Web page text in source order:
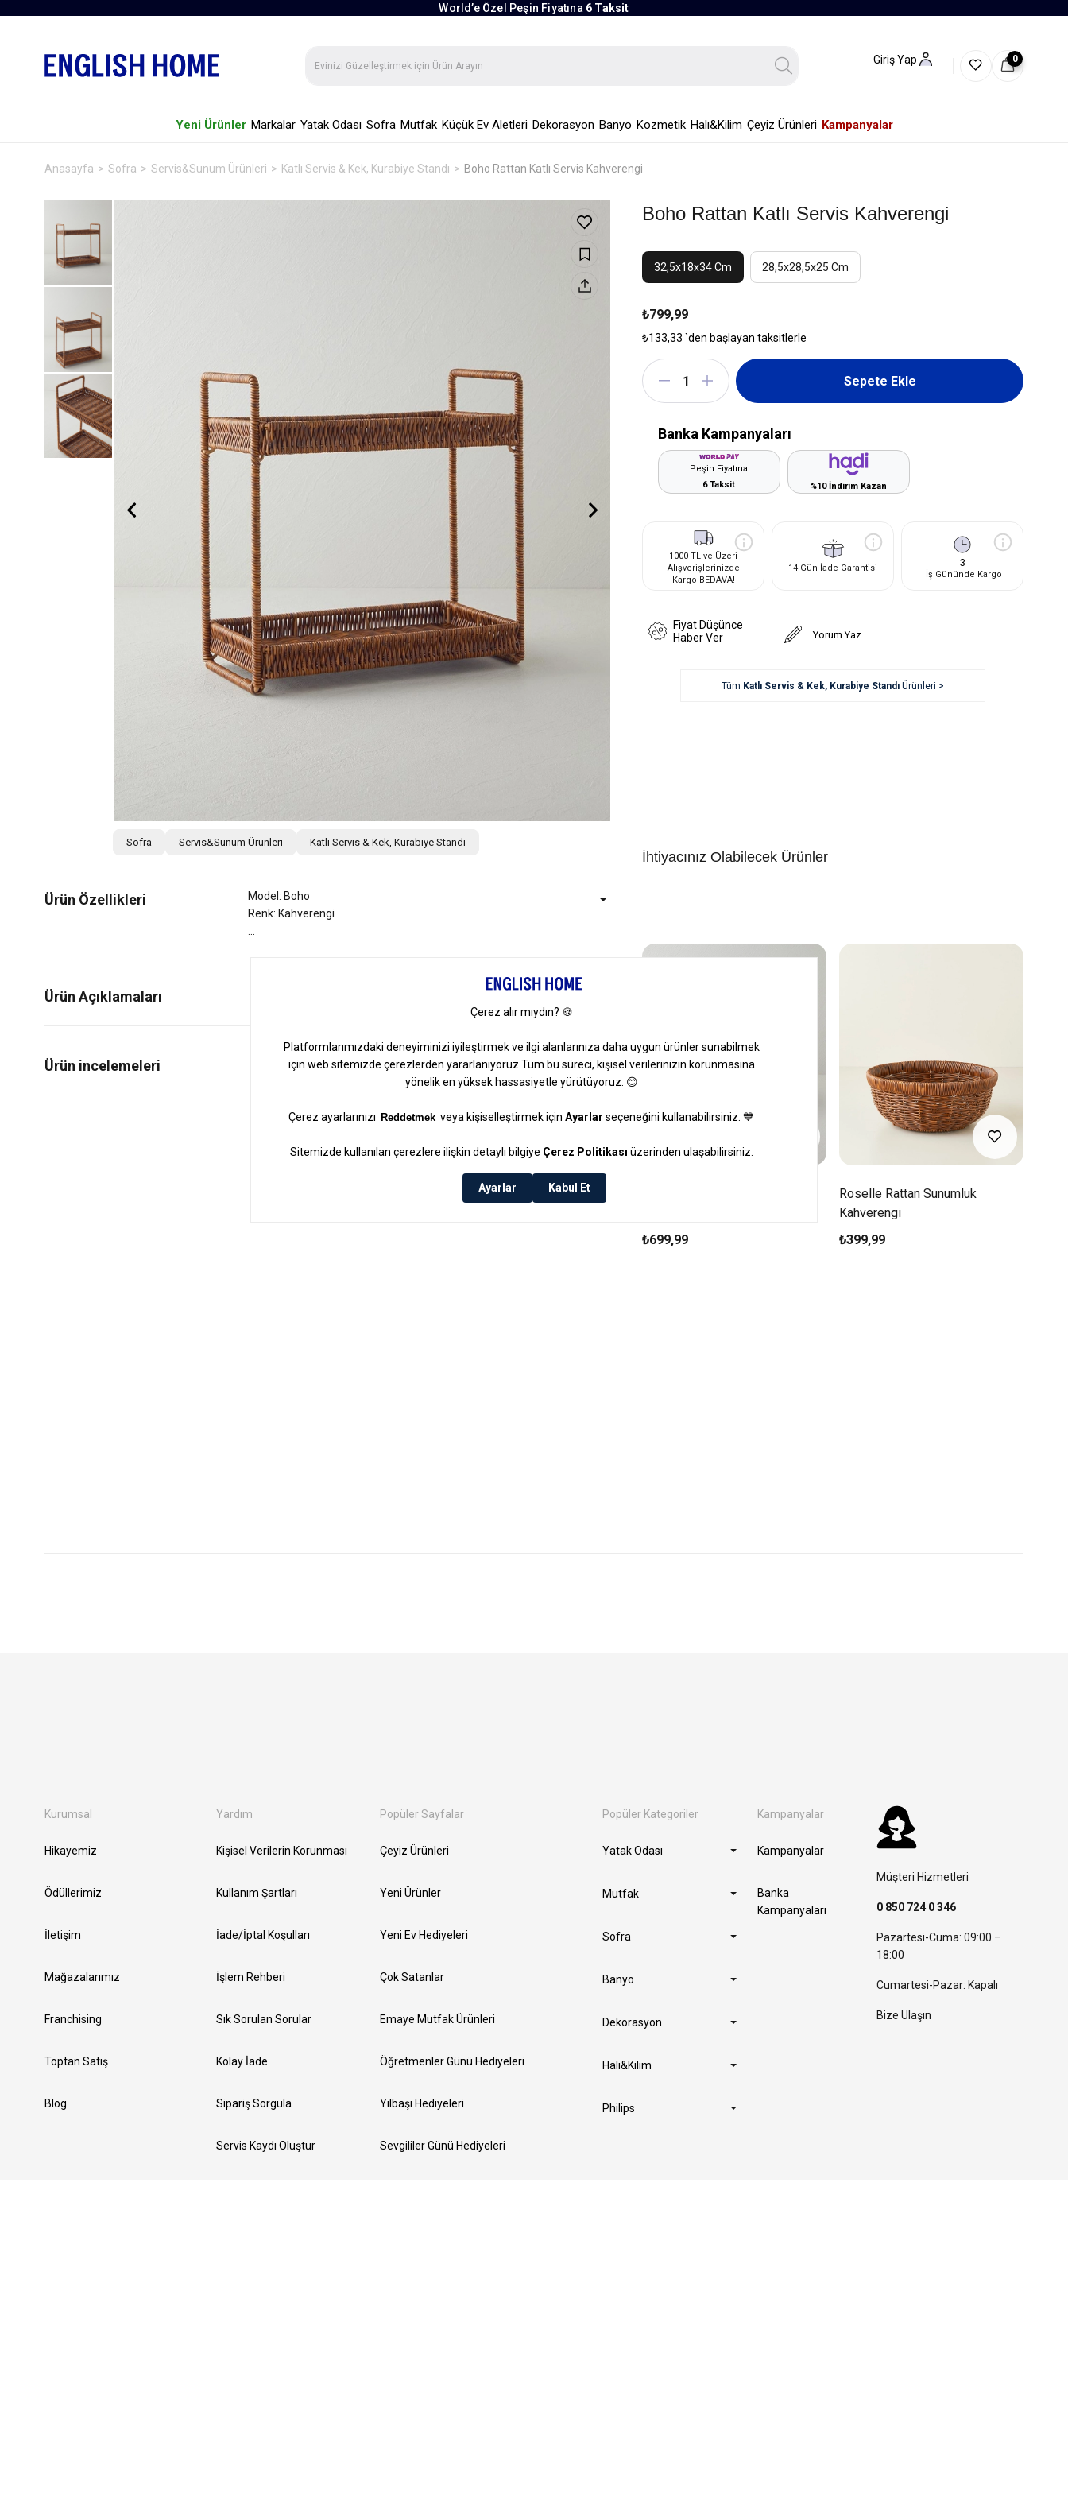
World’e Özel Peşin Fiyatına 6 Taksit
Giriş Yap 0
Yeni Ürünler Markalar Yatak Odası Sofra Mutfak Küçük Ev Aletleri Dekorasyon Banyo Kozmetik Halı&Kilim Çeyiz Ürünleri Kampanyalar
Anasayfa Sofra Servis&Sunum Ürünleri Katlı Servis & Kek, Kurabiye Standı Boho Rattan Katlı Servis Kahverengi
Sofra Servis&Sunum Ürünleri Katlı Servis & Kek, Kurabiye Standı
Ürün Özellikleri
Model: Boho
Renk: Kahverengi
Ürün Açıklamaları
Boho Rattan Katlı Servis Kahverengi
32,5x18x34 Cm 28,5x28,5x25 Cm
₺799,99
₺133,33 `den başlayan taksitlerle
Banka Kampanyaları
Peşin Fiyatına
6 Taksit
%10 İndirim Kazan
1000 TL ve Üzeri
Alışverişlerinizde
Kargo BEDAVA!
14 Gün İade Garantisi 3
İş Gününde Kargo
Fiyat Düşünce
Haber Ver
Yorum Yaz
Tüm Katlı Servis & Kek, Kurabiye Standı Ürünleri >
İhtiyacınız Olabilecek Ürünler
₺699,99
Roselle Rattan Sunumluk
Kahverengi
₺399,99
Kurumsal
Hikayemiz
Ödüllerimiz
İletişim
Mağazalarımız
Franchising
Toptan Satış
Blog
Yardım
Kişisel Verilerin Korunması
Kullanım Şartları
İade/İptal Koşulları
İşlem Rehberi
Sık Sorulan Sorular
Kolay İade
Sipariş Sorgula
Servis Kaydı Oluştur
Popüler Sayfalar
Çeyiz Ürünleri
Yeni Ürünler
Yeni Ev Hediyeleri
Çok Satanlar
Emaye Mutfak Ürünleri
Öğretmenler Günü Hediyeleri
Yılbaşı Hediyeleri
Sevgililer Günü Hediyeleri
Popüler Kategoriler
Yatak Odası
Mutfak
Sofra
Banyo
Dekorasyon
Halı&Kilim
Philips
Kampanyalar
Kampanyalar
Banka
Kampanyaları
Müşteri Hizmetleri
0 850 724 0 346
Pazartesi-Cuma: 09:00 –
18:00
Cumartesi-Pazar: Kapalı
Bize Ulaşın